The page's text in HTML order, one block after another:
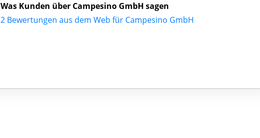
Was Kunden über Campesino GmbH sagen
2 Bewertungen aus dem Web für Campesino GmbH